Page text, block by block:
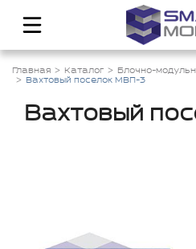
Главная Каталог Блочно-
Вахтовый поселок МВП-3
Вахтовый